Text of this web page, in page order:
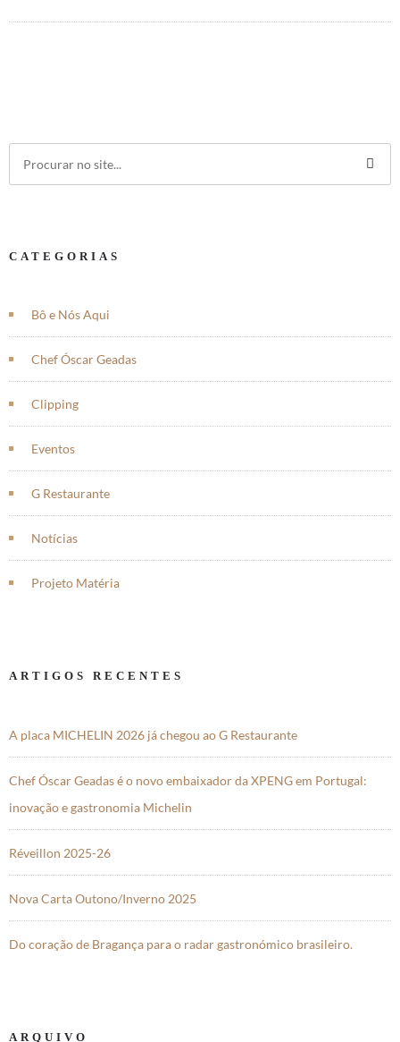
CATEGORIAS
Bô e Nós Aqui
Chef Óscar Geadas
Clipping
Eventos
G Restaurante
Notícias
Projeto Matéria
ARTIGOS RECENTES
A placa MICHELIN 2026 já chegou ao G Restaurante
Chef Óscar Geadas é o novo embaixador da XPENG em Portugal:
inovação e gastronomia Michelin
Réveillon 2025-26
Nova Carta Outono/Inverno 2025
Do coração de Bragança para o radar gastronómico brasileiro.
ARQUIVO